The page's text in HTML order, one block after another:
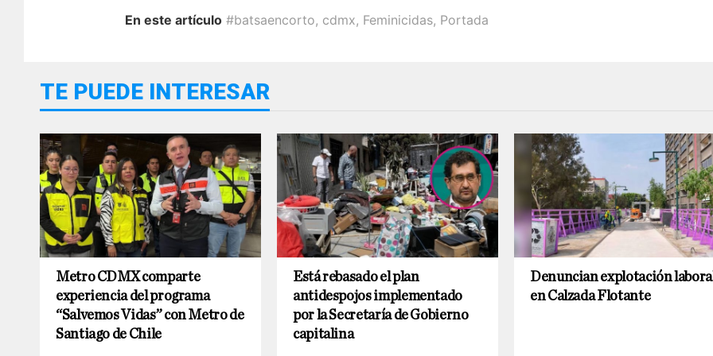
En este artículo #batsaencorto, cdmx, Feminicidas, Portada
TE PUEDE INTERESAR
Metro CDMX comparte
experiencia del programa
“Salvemos Vidas” con Metro de
Santiago de Chile
Está rebasado el plan
antidespojos implementado
por la Secretaría de Gobierno
capitalina
Denuncian explotación
en Calzada Flotante